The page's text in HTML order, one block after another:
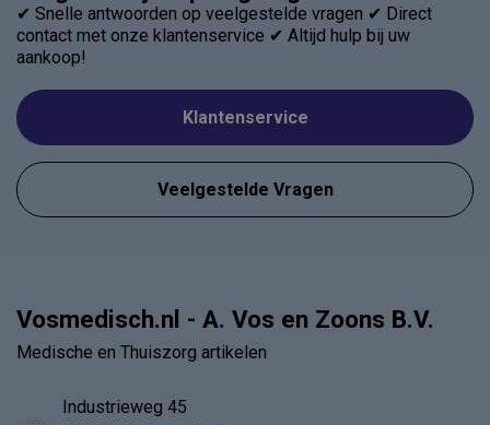
✔ Snelle antwoorden op veelgestelde vragen ✔ Direct
contact met onze klantenservice ✔ Altijd hulp bij uw
aankoop!
Klantenservice
Veelgestelde Vragen
Vosmedisch.nl - A. Vos en Zoons B.V.
Medische en Thuiszorg artikelen
Industrieweg 45